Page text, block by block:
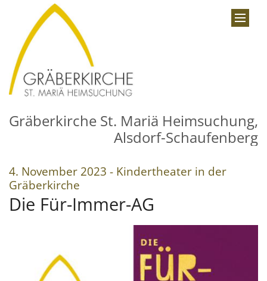
Zum Inhalt springen
Gräberkirche St. Mariä Heimsuchung,
Alsdorf-Schaufenberg
4. November 2023 - Kindertheater in der
Gräberkirche
Die Für-Immer-AG